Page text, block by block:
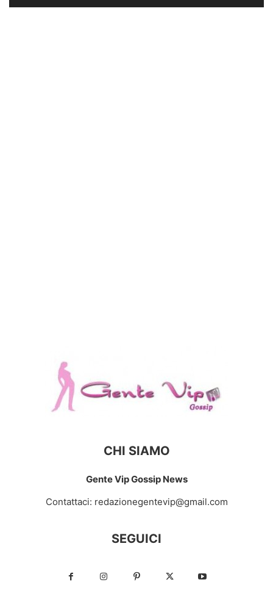
CHI SIAMO
Gente Vip Gossip News
Contattaci: redazionegentevip@gmail.com
SEGUICI